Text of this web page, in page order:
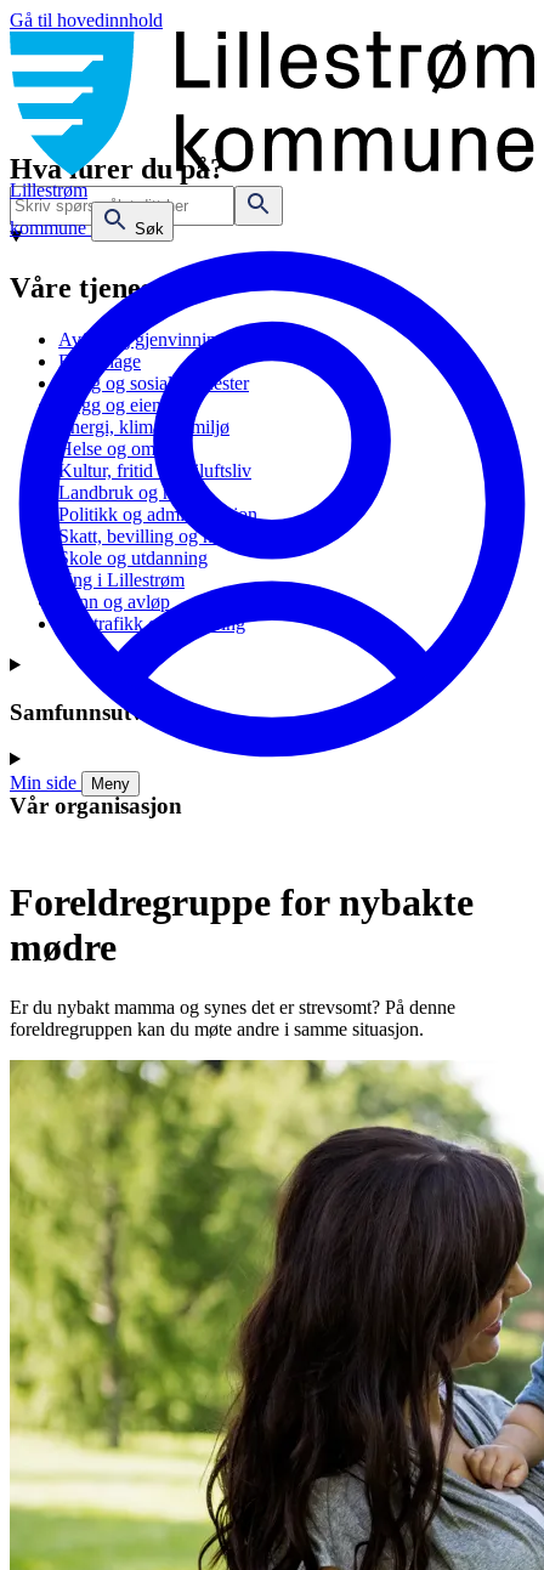
Gå til hovedinnhold
Lillestrøm
kommune
Søk
Min side Meny
Hva lurer du på?
Våre tjenester
Avfall og gjenvinning
Barnehage
Bolig og sosiale tjenester
Bygg og eiendom
Energi, klima og miljø
Helse og omsorg
Kultur, fritid og friluftsliv
Landbruk og natur
Politikk og administrasjon
Skatt, bevilling og næring
Skole og utdanning
Ung i Lillestrøm
Vann og avløp
Vei, trafikk og parkering
Samfunnsutvikling
Vår organisasjon
Foreldregruppe for nybakte
mødre
Er du nybakt mamma og synes det er strevsomt? På denne
foreldregruppen kan du møte andre i samme situasjon.